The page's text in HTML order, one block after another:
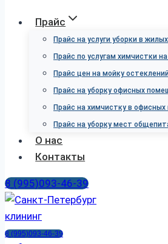
Прайс
Прайс на услуги уборки в
Прайс по услугам химчистки
Прайс цен на мойку
Прайс на уборку офисных
Прайс на химчистку в
Прайс на уборку мест
О нас
Контакты
8 (995)093-46-39
8 (995)093-46-39